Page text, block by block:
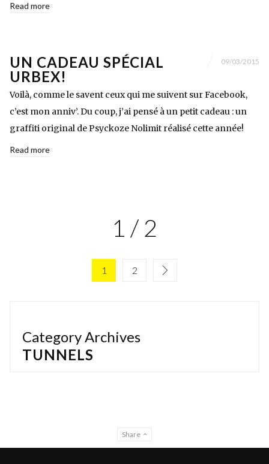
Read more
UN CADEAU SPÉCIAL
URBEX!
09/03/2015
Voilà, comme le savent ceux qui me suivent sur Facebook,
c’est mon anniv’. Du coup, j’ai pensé à un petit cadeau : un
graffiti original de Psyckoze Nolimit réalisé cette année!
Read more
1 / 2
1 2
Category Archives
TUNNELS
Share